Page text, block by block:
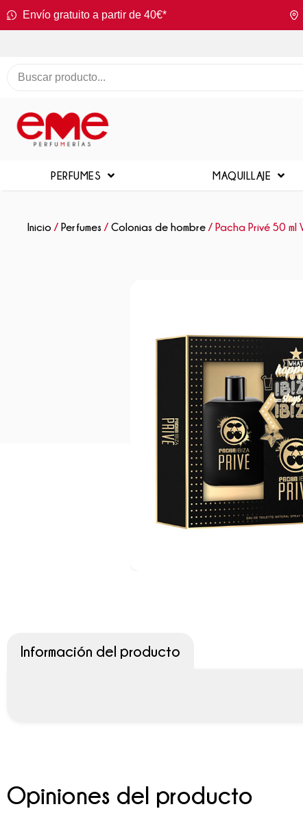
Envío gratuito a partir de 40€*
PERFUMES MAQUILLAJE
Inicio / Perfumes /Colonias de hombre / Pacha Privé 50 ml
Información del producto
Opiniones del producto